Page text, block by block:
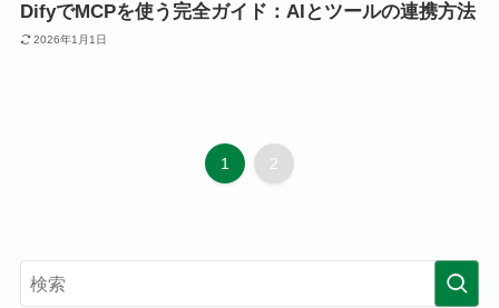
DifyでMCPを使う完全ガイド：AIとツールの連携方法
2026年1月1日
1 2